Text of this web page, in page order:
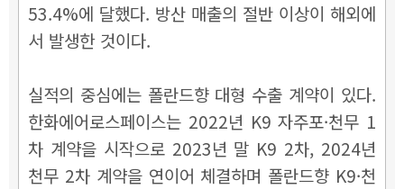
53.4%에 달했다. 방산 매출의 절반 이상이 해외에
서 발생한 것이다.
실적의 중심에는 폴란드향 대형 수출 계약이 있다.
한화에어로스페이스는 2022년 K9 자주포·천무 1
차 계약을 시작으로 2023년 말 K9 2차, 2024년
천무 2차 계약을 연이어 체결하며 폴란드향 K9·천